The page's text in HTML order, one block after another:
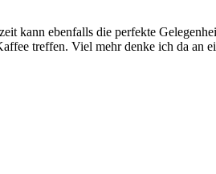
kann ebenfalls die perfekte
treffen. Viel mehr denke ich da an